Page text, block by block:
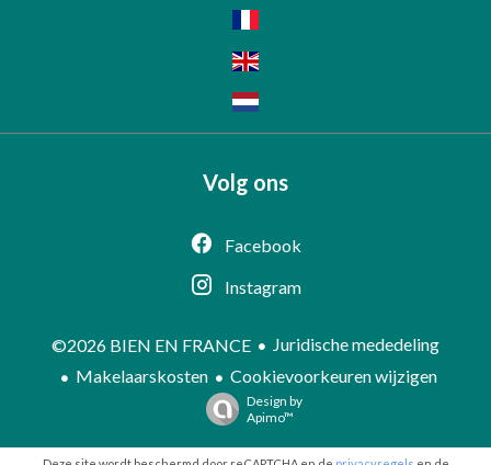
Volg ons
Facebook
Instagram
©2026 BIEN EN FRANCE
Juridische mededeling
Makelaarskosten
Cookievoorkeuren wijzigen
Design by
Apimo™